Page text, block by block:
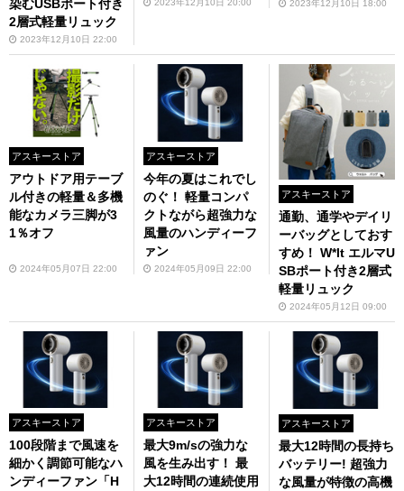
染むUSBポート付き
2層式軽量リュック
2023年12月10日 22:00
2023年12月10日 20:00 2023年12月10日 18:00
アスキーストア
アウトドア用テーブ
ル付きの軽量＆多機
能なカメラ三脚が3
1％オフ
2024年05月07日 22:00
アスキーストア
今年の夏はこれでし
のぐ！ 軽量コンパ
クトながら超強力な
風量のハンディーフ
ァン
2024年05月09日 22:00
アスキーストア
通勤、通学やデイリ
ーバッグとしておす
すめ！ W*lt エルマU
SBポート付き2層式
軽量リュック
2024年05月12日 09:00
アスキーストア
100段階まで風速を
細かく調節可能なハ
ンディーファン「H
アスキーストア
最大9m/sの強力な
風を生み出す！ 最
大12時間の連続使用
アスキーストア
最大12時間の長持ち
バッテリー! 超強力
な風量が特徴の高機